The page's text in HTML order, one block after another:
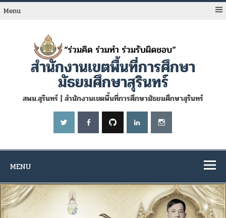
Skip
toMenu
สำนักงานเขตพื้นที่การศึกษา
มัธยมศึกษาสุรินทร์
สพม.สุรินทร์ | สำนักงานเขตพื้นที่การศึกษามัธยมศึกษาสุรินทร์
MENU